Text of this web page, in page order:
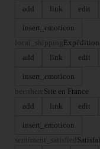
add
link edit
insert_emoticon
local_shipping Expédition
add
link edit
insert_emoticon
beenhereSite en France
add
link edit
insert_emoticon
sentiment_satisfied